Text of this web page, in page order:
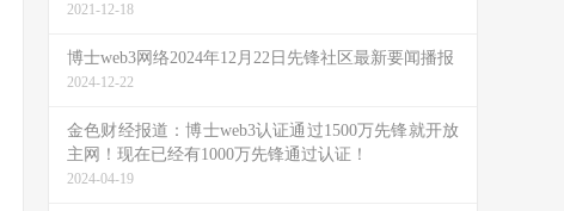
2021-12-18
博士web3网络2024年12月22日先锋社区最新要闻播报
2024-12-22
金色财经报道：博士web3认证通过1500万先锋就开放
主网！现在已经有1000万先锋通过认证！
2024-04-19